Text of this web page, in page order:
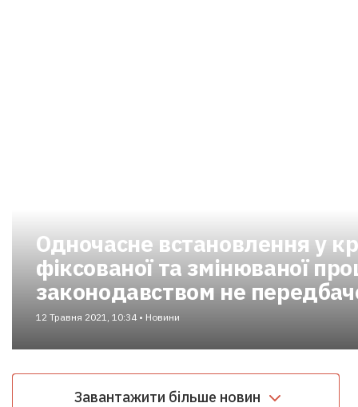
Одночасне встановлення у
фіксованої та змінюваної
законодавством не
12 Травня 2021, 10:34 • Новини
Завантажити більше новин